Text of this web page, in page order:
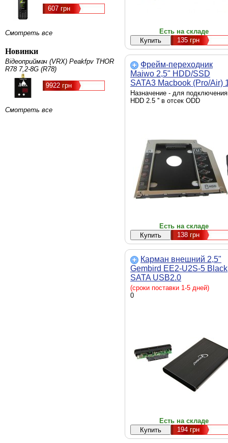
607 грн
Смотреть все
Новинки
Відеоприймач (VRX) Peakfpv THOR
R78 7,2-8G (R78)
9922 грн
Смотреть все
Есть на складе
135грн
Фрейм-переходник
Maiwo 2,5" HDD/SSD
SATA3 Macbook (Pro/Air)
15" 17" (NSTOR-Macbook)
Назначение - для подключения
HDD 2.5 '' в отсек ODD
Есть на складе
138грн
Карман внешний 2,5"
Gembird EE2-U2S-5 Black
SATA USB2.0
(сроки поставки 1-5 дней)
0
Есть на складе
194грн